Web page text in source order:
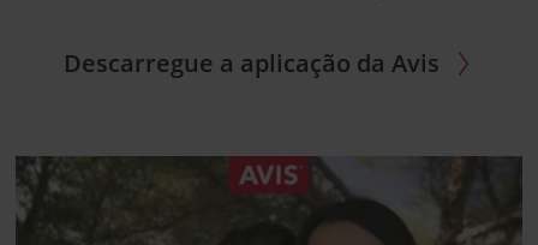
Descarregue a aplicação da Avis